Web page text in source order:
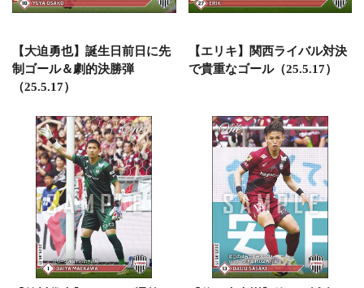
【大迫勇也】誕生日前日に先
制ゴール＆劇的決勝弾
（25.5.17）
【エリキ】関西ライバル対決
で貴重なゴール（25.5.17）